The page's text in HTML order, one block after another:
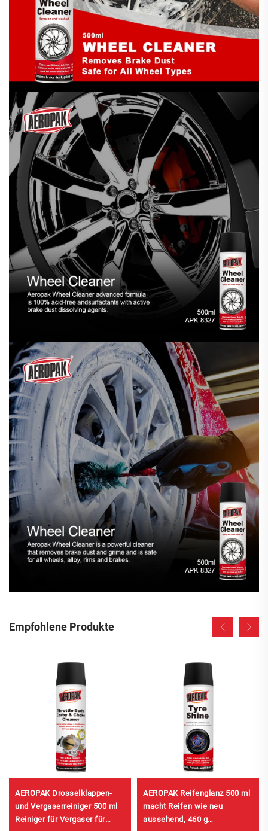
Empfohlene Produkte
AEROPAK Drosselklappen-
und Vergaserreiniger 500 ml
Reiniger für Vergaser für
AEROPAK Reifenglanz 500 ml
macht Reifen wie neu
aussehend, 460 g